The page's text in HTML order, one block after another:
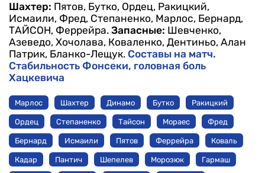
Шахтер: Пятов, Бутко, Ордец, Ракицкий,
Исмаили, Фред, Степаненко, Марлос, Бернард,
ТАЙСОН, Феррейра. Запасные: Шевченко,
Азеведо, Хочолава, Коваленко, Дентиньо, Алан
Патрик, Бланко-Лещук. Составы на матч.
Стабильность Фонсеки, головная боль
Хацкевича
Марлос Шахтер Динамо Бутко Ракицкий
Ордец Степаненко Тайсон Мораес Фред
Бернард Исмаили Пятов Феррейра Коваль
Кадар Пантич Шепелев Морозюк Гармаш